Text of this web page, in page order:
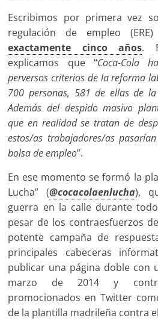
Escribimos por primera vez
regulación de empleo
exactamente cinco años.
explicamos que “Coca-Cola
perversos criterios de la reforma
700 personas, 581 de ellas de
Además del despido masivo
que en realidad se tratan de
estos/as trabajadores/as
bolsa de empleo”.
En ese momento se formó la
Lucha” (@cocacolaenlucha),
guerra en la calle durante
pesar de los contraesfuerzos
potente campaña de
principales cabeceras
publicar una página doble con
marzo de 2014 y
promocionados en Twitter
de la plantilla madrileña contra el